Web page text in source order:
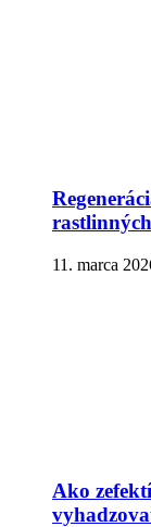
11. marca
Ako